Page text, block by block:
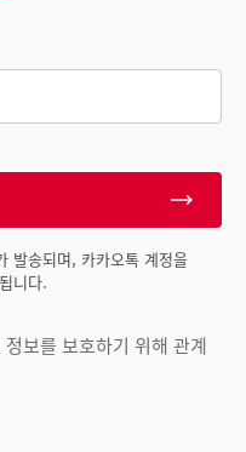
발송되며, 카카오톡 계정을
니다.
보를 보호하기 위해 관계